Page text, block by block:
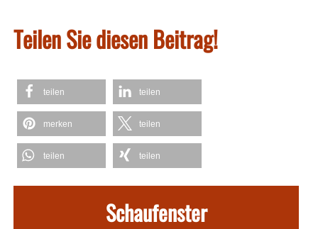
Teilen Sie diesen Beitrag!
teilen teilen
merken teilen
teilen teilen
Schaufenster